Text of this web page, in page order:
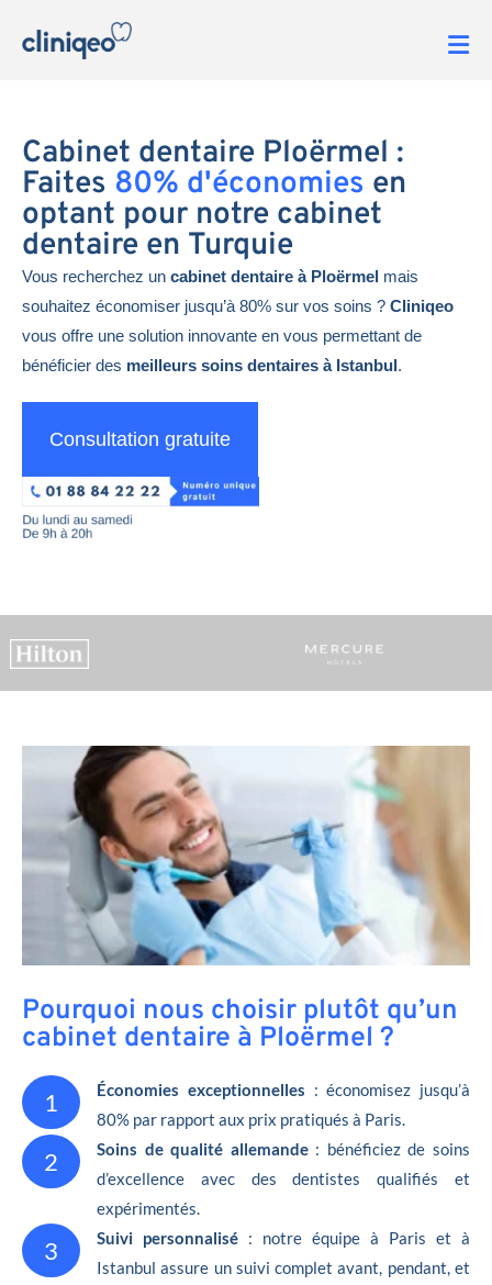
Cabinet dentaire Ploërmel :
Faites 80% d'économies en
optant pour notre cabinet
dentaire en Turquie
Vous recherchez un cabinet dentaire à Ploërmel mais
souhaitez économiser jusqu’à 80% sur vos soins ? Cliniqeo
vous offre une solution innovante en vous permettant de
bénéficier des meilleurs soins dentaires à Istanbul.
Consultation gratuite
Pourquoi nous choisir plutôt qu’un
cabinet dentaire à Ploërmel ?
1 Économies exceptionnelles : économisez jusqu’à
80% par rapport aux prix pratiqués à Paris.
2 Soins de qualité allemande: bénéficiez de soins
d’excellence avec des dentistes qualifiés et
expérimentés.
3 Suivi personnalisé : notre équipe à Paris et à
Istanbul assure un suivi complet avant, pendant, et